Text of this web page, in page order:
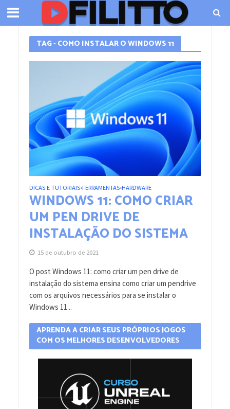
TAG - COMO INSTALAR O WINDOWS 11
DICAS E TUTORIAIS•FERRAMENTAS•HARDWARE
WINDOWS 11: COMO CRIAR
UM PEN DRIVE DE
INSTALAÇÃO DO SISTEMA
15 de outubro de 2021
O post Windows 11: como criar um pen drive de
instalação do sistema ensina como criar um pendrive
com os arquivos necessários para se instalar o
Windows 11...
APRENDA A CRIAR SEUS PRÓPRIOS JOGOS
COM OS MELHORES DESENVOLVEDORES